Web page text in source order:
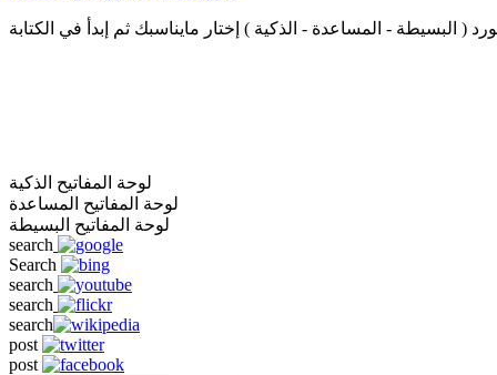
لوحة المفاتيح الذكية
لوحة المفاتيح المساعدة
لوحة المفاتيح البسيطة
search
Search
search
search
search
post
post